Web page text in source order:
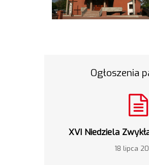
Ogłoszenia
XVI Niedziela
18 lipca